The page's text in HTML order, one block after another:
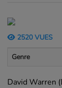
2520 VUES
Genre
David Warren